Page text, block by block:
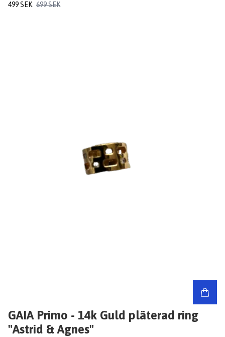
499 SEK 699 SEK
GAIA Primo - 14k Guld pläterad ring
"Astrid & Agnes"